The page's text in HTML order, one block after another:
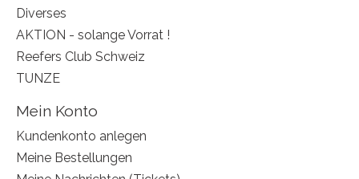
Diverses
AKTION - solange Vorrat !
Reefers Club Schweiz
TUNZE
Mein Konto
Kundenkonto anlegen
Meine Bestellungen